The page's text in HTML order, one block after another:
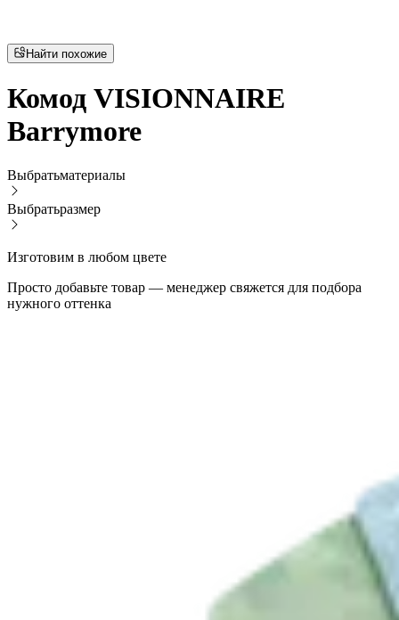
Найти похожие
Комод VISIONNAIRE
Barrymore
Выбратьматериалы
Выбратьразмер
Изготовим в любом цвете
Просто добавьте товар — менеджер свяжется для подбора
нужного оттенка